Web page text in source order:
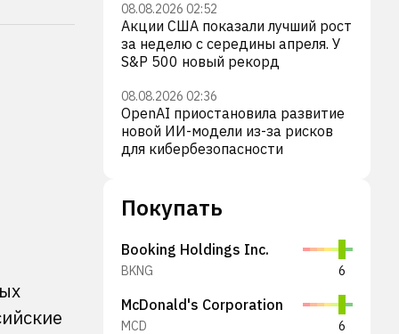
08.08.2026 02:52
Акции США показали лучший рост
за неделю с середины апреля. У
S&P 500 новый рекорд
08.08.2026 02:36
OpenAI приостановила развитие
новой ИИ-модели из-за рисков
для кибербезопасности
Покупать
Booking Holdings Inc.
BKNG 6
McDonald's Corporation
MCD 6